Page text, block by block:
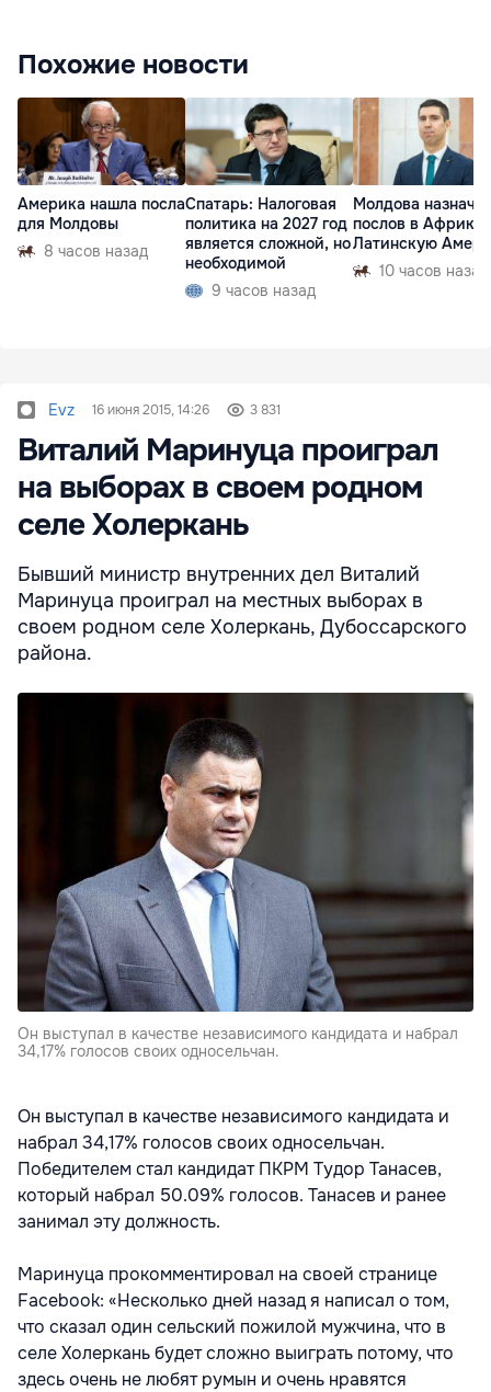
Похожие новости
Америка нашла посла
для Молдовы
8 часов назад
Спатарь: Налоговая
политика на 2027 год
является сложной, но
необходимой
9 часов назад
Молдова
послов в Африку
Латинскую
10 часов назад
Evz 16 июня 2015, 14:26 3 831
Виталий Маринуца проиграл
на выборах в своем родном
селе Холеркань
Бывший министр внутренних дел Виталий
Маринуца проиграл на местных выборах в
своем родном селе Холеркань, Дубоссарского
района.
Он выступал в качестве независимого кандидата и набрал
34,17% голосов своих односельчан.
Он выступал в качестве независимого кандидата и
набрал 34,17% голосов своих односельчан.
Победителем стал кандидат ПКРМ Тудор Танасев,
который набрал 50.09% голосов. Танасев и ранее
занимал эту должность.
Маринуца прокомментировал на своей странице
Facebook: «Несколько дней назад я написал о том,
что сказал один сельский пожилой мужчина, что в
селе Холеркань будет сложно выиграть потому, что
здесь очень не любят румын и очень нравятся